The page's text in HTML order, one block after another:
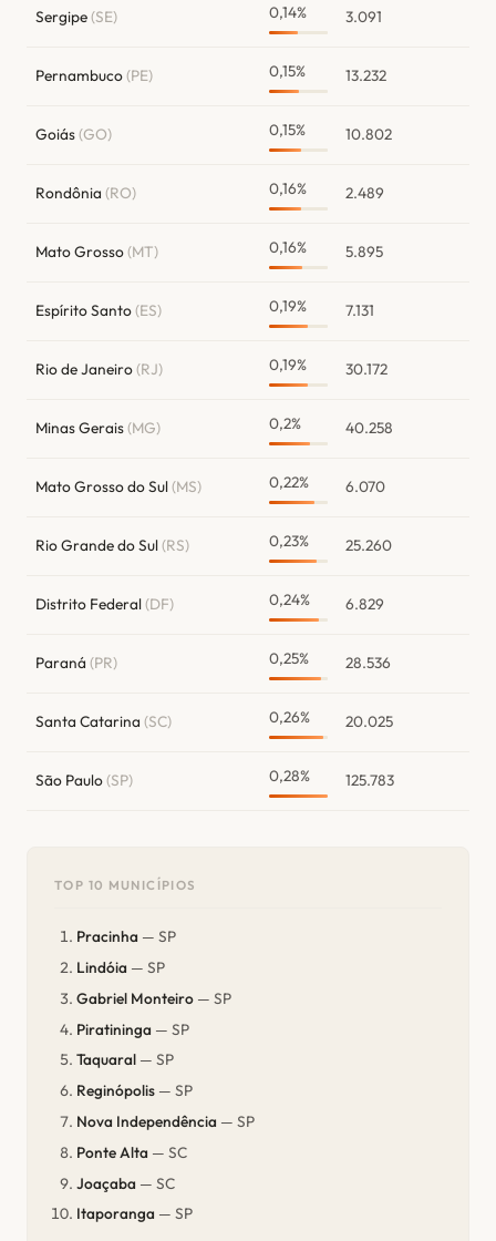
Sergipe(SE) 0,14% 3.091
Pernambuco(PE) 0,15% 13.232
Goiás(GO) 0,15% 10.802
Rondônia (RO) 0,16% 2.489
Mato Grosso(MT) 0,16% 5.895
Espírito Santo(ES) 0,19% 7.131
Rio de Janeiro(RJ) 0,19% 30.172
Minas Gerais(MG) 0,2% 40.258
Mato Grosso do Sul(MS) 0,22% 6.070
Rio Grande do Sul(RS) 0,23% 25.260
Distrito Federal(DF) 0,24% 6.829
Paraná (PR) 0,25% 28.536
Santa Catarina (SC) 0,26% 20.025
São Paulo(SP) 0,28% 125.783
TOP 10 MUNICÍPIOS
Pracinha — SP
Lindóia — SP
Gabriel Monteiro — SP
Piratininga — SP
Taquaral — SP
Reginópolis — SP
Nova Independência — SP
Ponte Alta — SC
Joaçaba — SC
Itaporanga — SP